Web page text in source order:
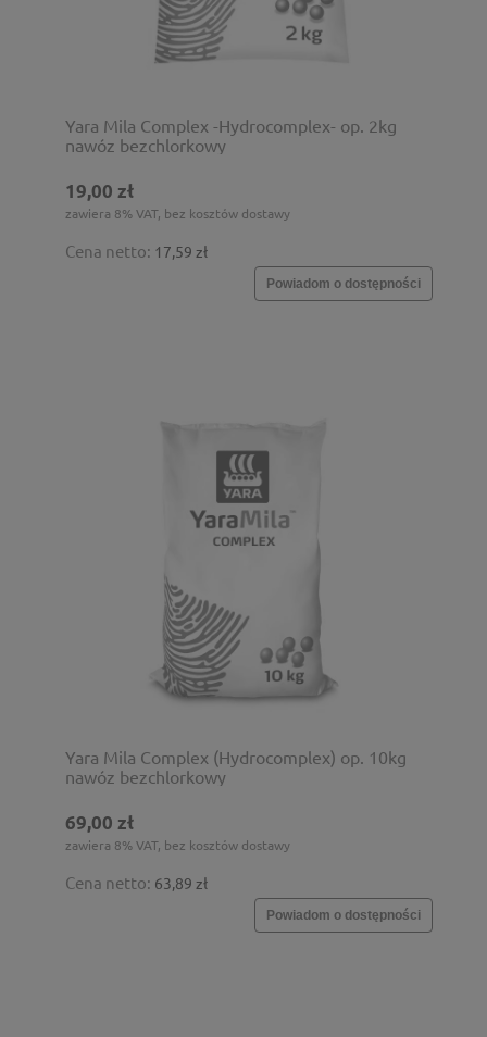
Yara Mila Complex -Hydrocomplex- op. 2kg
nawóz bezchlorkowy
19,00 zł
zawiera 8% VAT, bez kosztów dostawy
Cena netto: 17,59 zł
Powiadom o dostępności
Yara Mila Complex (Hydrocomplex) op. 10kg
nawóz bezchlorkowy
69,00 zł
zawiera 8% VAT, bez kosztów dostawy
Cena netto: 63,89 zł
Powiadom o dostępności